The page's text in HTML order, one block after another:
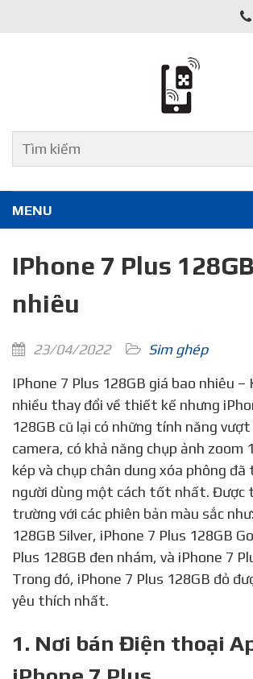
MENU
IPhone 7 Plus
nhiêu
23/04/2022
Sim ghép
IPhone 7 Plus 128GB giá bao nhiêu – Không có quá
nhiều thay đổi về thiết kế nhưng
128GB cũ lại có những tính năng
camera, có khả năng chụp ảnh zoom
kép và chụp chân dung xóa phông
người dùng một cách tốt nhất. Được
trường với các phiên bản màu sắc
128GB Silver, iPhone 7 Plus 128GB
Plus 128GB đen nhám, và iPhone 7
Trong đó, iPhone 7 Plus 128GB đỏ
yêu thích nhất.
1. Nơi bán Điện thoại